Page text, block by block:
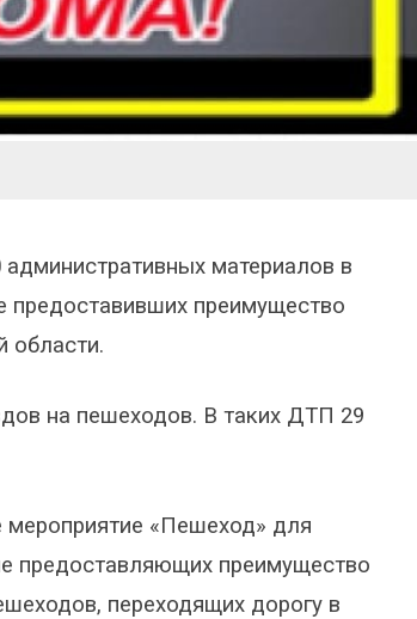
материалов в
преимущество
на пешеходов. В таких ДТП 29
мероприятие «Пешеход» для
предоставляющих преимущество
переходящих дорогу в